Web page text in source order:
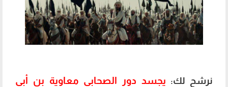
نرشح لك: يجسد دور الصحابي معاوية بن أبي